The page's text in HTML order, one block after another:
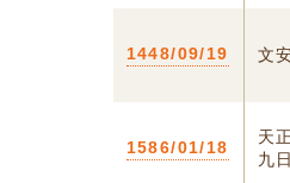
1448/09/19 文
1586/01/18
天
九日